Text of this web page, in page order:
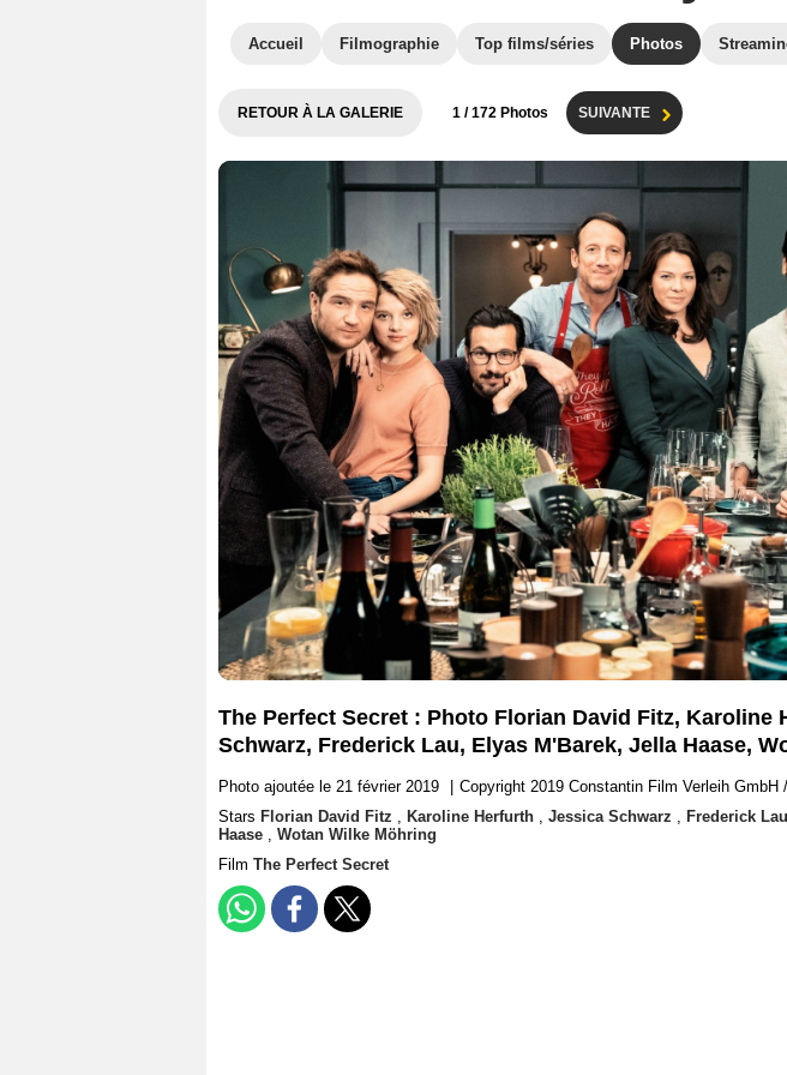
Accueil Filmographie Top films/séries Photos
RETOUR À LA GALERIE 1 / 172 Photos SUIVANTE
The Perfect Secret : Photo Florian David Fitz, Karoline
Schwarz, Frederick Lau, Elyas M'Barek, Jella Haase,
Photo ajoutée le 21 février 2019
Copyright 2019 Constantin Film Verleih GmbH
Stars Florian David Fitz , Karoline Herfurth , Jessica Schwarz , Frederick Lau
Haase , Wotan Wilke Möhring
Film The Perfect Secret